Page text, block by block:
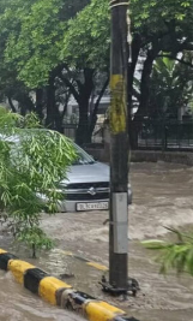
دونوں راستوں پر
ٹینڈر جاری کیا تھا۔
گئی۔ اب اس عمل کے
ایم آر سی کے
شروع کرنے کے لئے
ہے۔ یہ ایجنسی
دونوں راستوں پر
ہے۔اس لائن پر آٹھ